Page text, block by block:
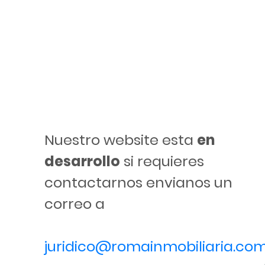
Nuestro website esta en
desarrollo si requieres
contactarnos envianos un
correo a